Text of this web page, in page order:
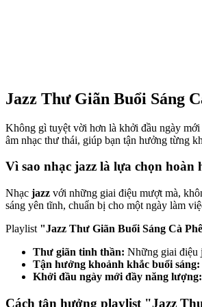
Jazz Thư Giãn Buổi Sáng
Không gì tuyệt vời hơn là khởi đầu ngày
âm nhạc thư thái, giúp bạn tận hưởng từng
Vì sao nhạc jazz là lựa chọn hoàn
Nhạc jazz với những giai điệu mượt mà,
sáng yên tĩnh, chuẩn bị cho một ngày làm
Playlist "Jazz Thư Giãn Buổi Sáng Cà
Thư giãn tinh thần: Những giai điệu
Tận hưởng khoảnh khắc buổi sáng:
Khởi đầu ngày mới đầy năng lượng:
Cách tận hưởng playlist "Jazz